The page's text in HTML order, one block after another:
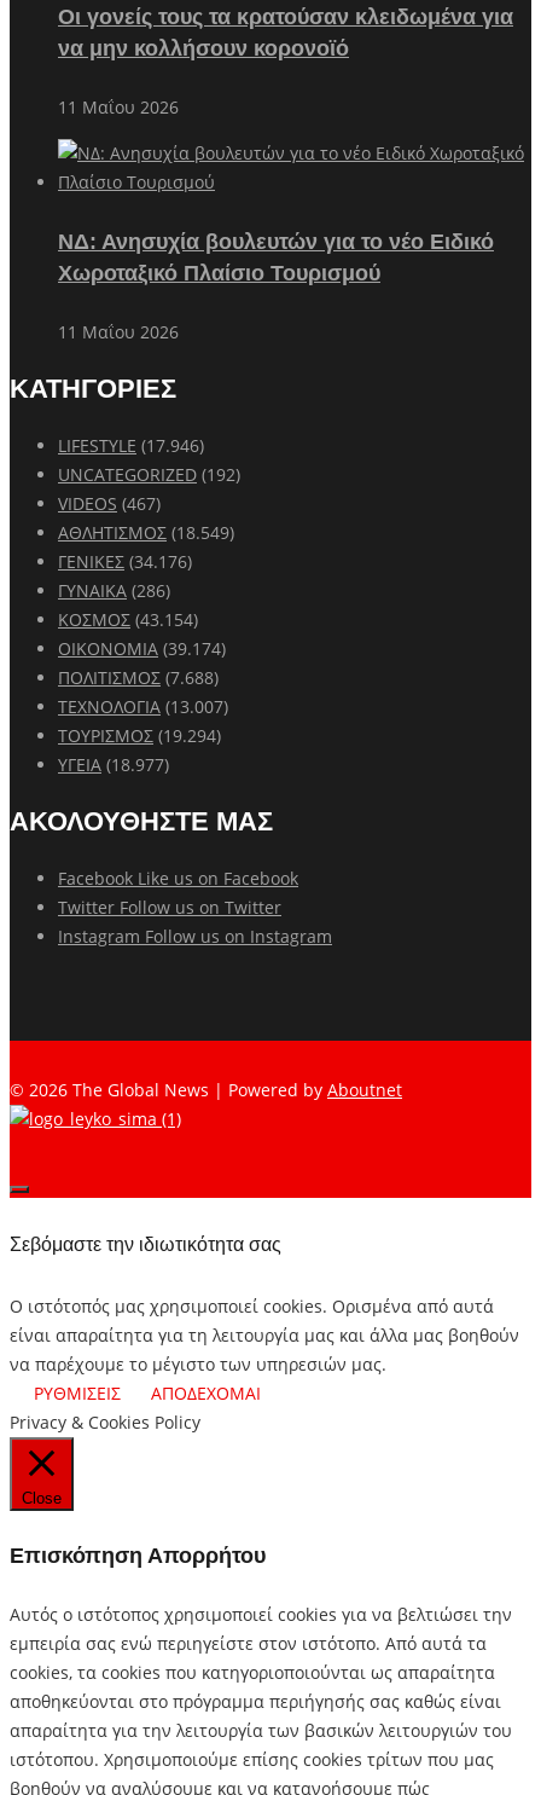
Οι γονείς τους τα κρατούσαν κλειδωμένα για
να μην κολλήσουν κορονοϊό
11 Μαΐου 2026
ΝΔ: Ανησυχία βουλευτών για το νέο Ειδικό
Χωροταξικό Πλαίσιο Τουρισμού
11 Μαΐου 2026
ΚΑΤΗΓΟΡΙΕΣ
LIFESTYLE (17.946)
UNCATEGORIZED (192)
VIDEOS (467)
ΑΘΛΗΤΙΣΜΟΣ (18.549)
ΓΕΝΙΚΕΣ (34.176)
ΓΥΝΑΙΚΑ (286)
ΚΟΣΜΟΣ (43.154)
ΟΙΚΟΝΟΜΙΑ (39.174)
ΠΟΛΙΤΙΣΜΟΣ (7.688)
ΤΕΧΝΟΛΟΓΙΑ (13.007)
ΤΟΥΡΙΣΜΟΣ (19.294)
ΥΓΕΙΑ (18.977)
ΑΚΟΛΟΥΘΗΣΤΕ ΜΑΣ
Facebook Like us on Facebook
Twitter Follow us on Twitter
Instagram Follow us on Instagram
© 2026 The Global News | Powered by Aboutnet
Σεβόμαστε την ιδιωτικότητα σας
Ο ιστότοπός μας χρησιμοποιεί cookies. Ορισμένα από αυτά
είναι απαραίτητα για τη λειτουργία μας και άλλα μας βοηθούν
να παρέχουμε το μέγιστο των υπηρεσιών μας.
ΡΥΘΜΙΣΕΙΣ
ΑΠΟΔΕΧΟΜΑΙ
Privacy & Cookies Policy
Close
Επισκόπηση Απορρήτου
Αυτός ο ιστότοπος χρησιμοποιεί cookies για να βελτιώσει την
εμπειρία σας ενώ περιηγείστε στον ιστότοπο. Από αυτά τα
cookies, τα cookies που κατηγοριοποιούνται ως απαραίτητα
αποθηκεύονται στο πρόγραμμα περιήγησής σας καθώς είναι
απαραίτητα για την λειτουργία των βασικών λειτουργιών του
ιστότοπου. Χρησιμοποιούμε επίσης cookies τρίτων που μας
βοηθούν να αναλύσουμε και να κατανοήσουμε πώς